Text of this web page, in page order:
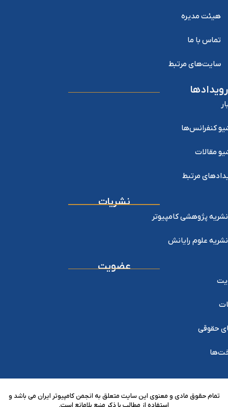
هیئت مدیره
تماس با ما
سایت‌های مرتبط
رویدادها
کنفرانس‌ها
مقالات
مرتبط
نشریات
نشریه پژوهشی کامپیوتر
نشریه علوم رایانش
عضویت
حقوقی
تمام حقوق مادی و معنوی این سایت متعلق به انجمن کامپیوتر ایران می باشد و